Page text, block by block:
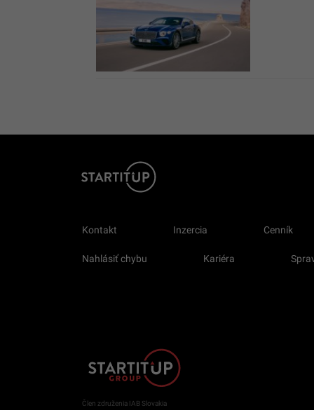
Kontakt Inzercia Cenník
Nahlásiť chybu Kariéra
Člen združenia IAB Slovakia